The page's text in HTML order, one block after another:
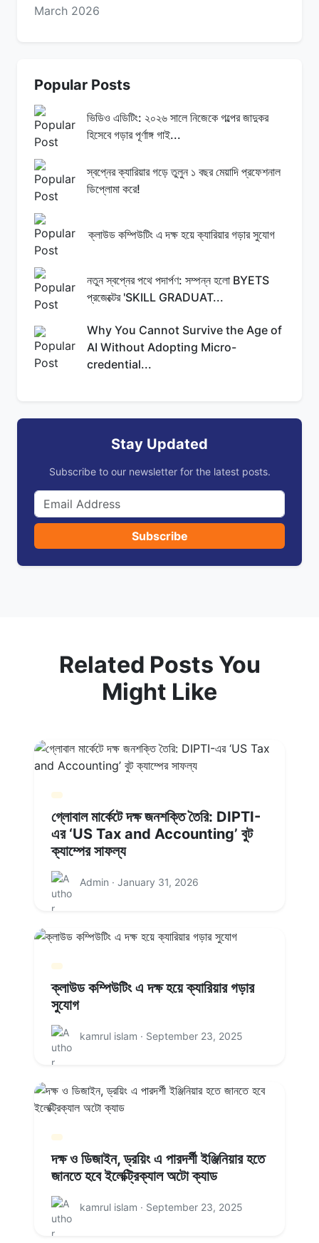
March 2026
Popular Posts
ভিডিও এডিটিং: ২০২৬ সালে নিজেকে গল্পের জাদুকর
হিসেবে গড়ার পূর্ণাঙ্গ গাই...
স্বপ্নের ক্যারিয়ার গড়ে তুলুন ১ বছর মেয়াদি প্রফেশনাল
ডিপ্লোমা করে!
ক্লাউড কম্পিউটিং এ দক্ষ হয়ে ক্যারিয়ার গড়ার সুযোগ
নতুন স্বপ্নের পথে পদার্পণ: সম্পন্ন হলো BYETS
প্রজেক্টের 'SKILL GRADUAT...
Why You Cannot Survive the Age of
AI Without Adopting Micro-
credential...
Stay Updated
Subscribe to our newsletter for the latest posts.
Subscribe
Related Posts You
Might Like
গ্লোবাল মার্কেটে দক্ষ জনশক্তি তৈরি: DIPTI-
এর ‘US Tax and Accounting’ বুট
ক্যাম্পের সাফল্য
Admin · January 31, 2026
ক্লাউড কম্পিউটিং এ দক্ষ হয়ে ক্যারিয়ার গড়ার
সুযোগ
kamrul islam · September 23, 2025
দক্ষ ও ডিজাইন, ড্রয়িং এ পারদর্শী ইঞ্জিনিয়ার হতে
জানতে হবে ইলেক্ট্রিক্যাল অটো ক্যাড
kamrul islam · September 23, 2025